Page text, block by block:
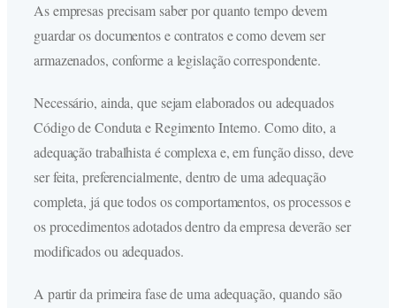
As empresas precisam saber por quanto tempo devem
guardar os documentos e contratos e como devem ser
armazenados, conforme a legislação correspondente.
Necessário, ainda, que sejam elaborados ou adequados
Código de Conduta e Regimento Interno. Como dito, a
adequação trabalhista é complexa e, em função disso, deve
ser feita, preferencialmente, dentro de uma adequação
completa, já que todos os comportamentos, os processos e
os procedimentos adotados dentro da empresa deverão ser
modificados ou adequados.
A partir da primeira fase de uma adequação, quando são